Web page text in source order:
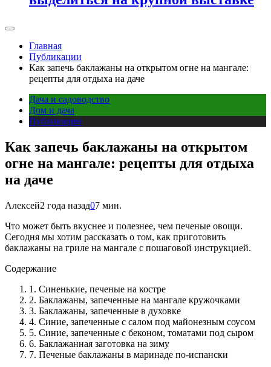
Главная
Публикации
Как запечь баклажаны на открытом огне на мангале:
рецепты для отдыха на даче
Дача и садоводство
Дом и дача
Публикации
Как запечь баклажаны на открытом
огне на мангале: рецепты для отдыха
на даче
Алексей2 года назад07 мин.
Что может быть вкуснее и полезнее, чем печеные овощи.
Сегодня мы хотим рассказать о том, как приготовить
баклажаны на гриле на мангале с пошаговой инструкцией.
Содержание
1. Синенькие, печеные на костре
2. Баклажаны, запеченные на мангале кружочками
3. Баклажаны, запеченные в духовке
4. Синие, запеченные с салом под майонезным соусом
5. Синие, запеченные с беконом, томатами под сыром
6. Баклажанная заготовка на зиму
7. Печеные баклажаны в маринаде по-испански